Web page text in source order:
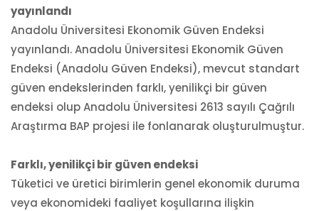
yayınlandı
Anadolu Üniversitesi Ekonomik Güven Endeksi
yayınlandı. Anadolu Üniversitesi Ekonomik Güven
Endeksi (Anadolu Güven Endeksi), mevcut standart
güven endekslerinden farklı, yenilikçi bir güven
endeksi olup Anadolu Üniversitesi 2613 sayılı Çağrılı
Araştırma BAP projesi ile fonlanarak oluşturulmuştur.
Farklı, yenilikçi bir güven endeksi
Tüketici ve üretici birimlerin genel ekonomik duruma
veya ekonomideki faaliyet koşullarına ilişkin